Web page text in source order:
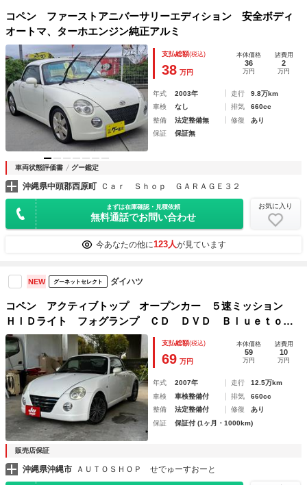
コペン ファーストアニバーサリーエディション 安全ボディ
オートマ、ターホエンジン純正アルミ
支払総額(税込)
38 万円
本体価格
36
万円
諸費用
2
万円
年式 2003年 走行
9.8万km
車検
なし 排気
660cc
整備
法定整備無 修復
あり
保証
保証無
車両状態評価書 グー鑑定
沖縄県中頭郡西原町 Ｃａｒ Ｓｈｏｐ ＧＡＲＡＧＥ３２
まずは在庫確認・見積依頼
無料通話でお問い合わせ
お気に入り
今あなたの他に123人が見ています
NEW グーネットセレクト ダイハツ
コペン アクティブトップ オープンカー ５速ミッション
ＨＩＤライト フォグランプ ＣＤ ＤＶＤ Ｂｌｕｅｔｏｏ
ｔｈ
支払総額(税込)
69 万円
本体価格
59
万円
諸費用
10
万円
年式 2007年 走行
12.5万km
車検
車検整備付 排気
660cc
整備
法定整備付 修復
あり
保証
保証付 (1ヶ月・1000km)
販売店保証
沖縄県沖縄市 ＡＵＴＯＳＨＯＰ せでゅーすおーと